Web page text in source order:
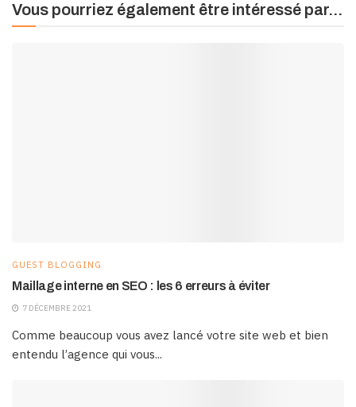
Vous pourriez également être intéressé par...
GUEST BLOGGING
Maillage interne en SEO : les 6 erreurs à éviter
7 DÉCEMBRE 2021
Comme beaucoup vous avez lancé votre site web et bien
entendu l’agence qui vous...